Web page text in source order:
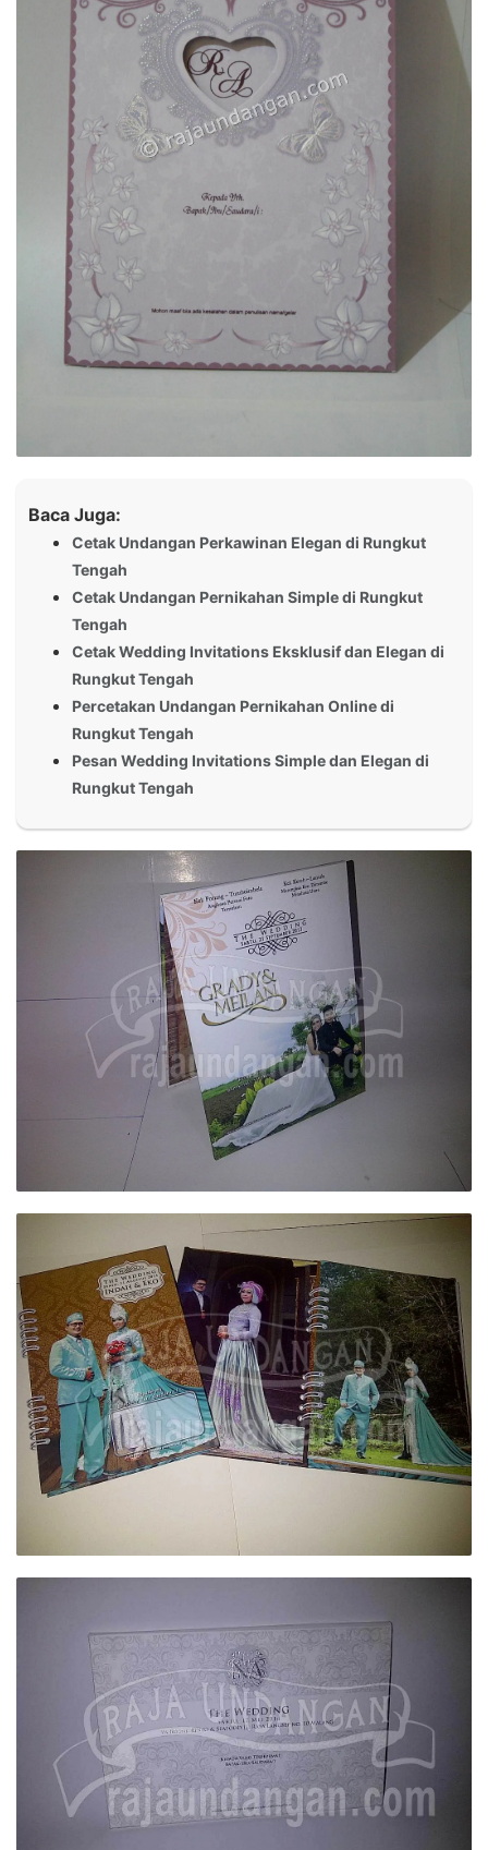
Baca Juga:
Cetak Undangan Perkawinan Elegan di Rungkut
Tengah
Cetak Undangan Pernikahan Simple di Rungkut
Tengah
Cetak Wedding Invitations Eksklusif dan Elegan di
Rungkut Tengah
Percetakan Undangan Pernikahan Online di
Rungkut Tengah
Pesan Wedding Invitations Simple dan Elegan di
Rungkut Tengah